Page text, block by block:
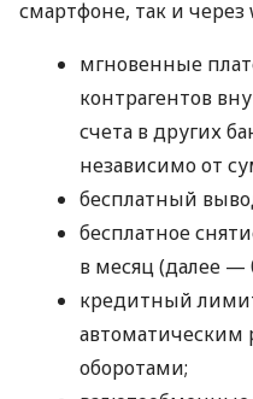
смартфоне, так и через
мгновенные
контрагентов
счета в других
независимо от
бесплатный
бесплатное
в месяц (далее —
кредитный
автоматическим
оборотами;